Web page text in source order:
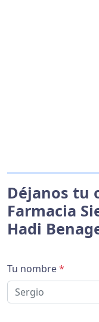
Déjanos tu
Farmacia
Hadi
Tu nombre*